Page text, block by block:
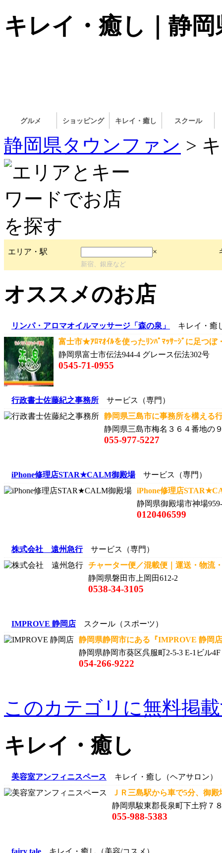
キレイ・癒し｜静
グルメ ショッピング キレイ・癒し スクール
静岡県タウンファン >
エリア・駅 ×
新宿、銀座など
オススメのお店
リンパ・アロマオイルマッサージ「森の泉」
キレイ・癒
富士市★ｱﾛﾏｵｲﾙを使ったﾘﾝﾊﾟﾏｯｻｰｼﾞに足つ
静岡県富士市伝法944-4 グレース伝法302号
0545-71-0955
行政書士佐藤紀之事務所 サービス（専門）
静岡県三島市に事務所を構え
静岡県三島市梅名３６４番地の
055-977-5227
iPhone修理店STAR★CALM御殿場サービス（専門）
iPhone修理店
静岡県御殿場市神場
0120406599
株式会社 遠州急行サービス（専門）
チャーター便／混載便｜運送・物
静岡県磐田市上岡田612-2
0538-34-3105
IMPROVE 静岡店 スクール（スポーツ）
静岡県静岡市にある『IMPROVE 静岡
静岡県静岡市葵区呉服町2-5-3 E-1ビル4F
054-266-9222
このカテゴリに無料掲
キレイ・癒し
美容室アンフィニスペース キレイ・癒し（ヘアサロン）
ＪＲ三島駅から車で5分、御
静岡県駿東郡長泉町下土狩７
055-988-5383
fairy tale キレイ・癒し（美容/コスメ）